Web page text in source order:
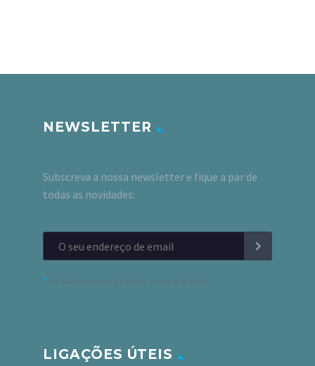
NEWSLETTER
Subscreva a nossa newsletter e fique a par de
todas as novidades:
*
LIGAÇÕES ÚTEIS